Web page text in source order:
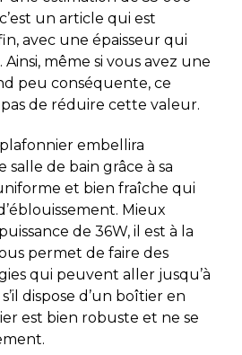
un article qui est
avec une épaisseur qui
Ainsi, même si vous avez une
peu conséquente, ce
de réduire cette valeur.
embellira
de bain grâce à sa
et bien fraîche qui
Mieux
de 36W, il est à la
permet de faire des
qui peuvent aller jusqu’à
dispose d’un boîtier en
est bien robuste et ne se